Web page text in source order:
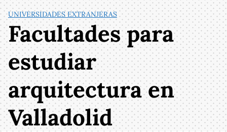
UNIVERSIDADES EXTRANJERAS
Facultades para
estudiar
arquitectura en
Valladolid